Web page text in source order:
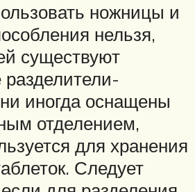
ножницы и
нельзя,
существуют
иногда оснащены
отделением,
для хранения
Следует